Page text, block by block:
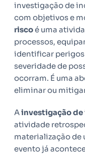
investigação de
com objetivos e
riscoé uma
processos,
identificar perigos
severidade de
ocorram. É uma
eliminar ou
Ainvestigação
atividade
materialização de
evento já